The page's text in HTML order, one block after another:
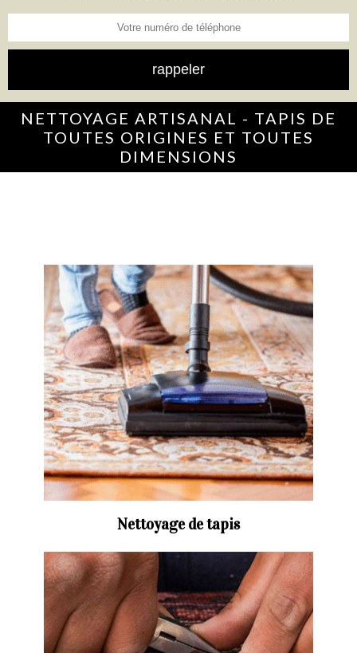
NETTOYAGE ARTISANAL - TAPIS DE
TOUTES ORIGINES ET TOUTES
DIMENSIONS
Nettoyage de tapis